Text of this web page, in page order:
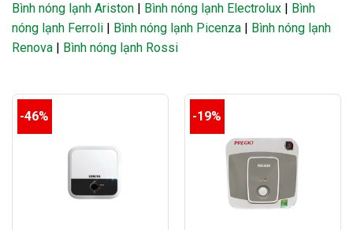
Bình nóng lạnh Ariston Bình nóng lạnh Electrolux
Bình
nóng lạnh Ferroli
Bình nóng lạnh Picenza
Bình nóng lạnh
Renova
Bình nóng lạnh Rossi
-46% -19%